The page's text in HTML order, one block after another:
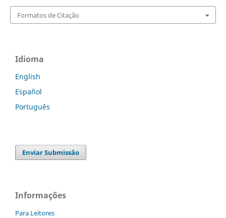
Formatos de Citação
Idioma
English
Español
Português
Enviar Submissão
Informações
Para Leitores